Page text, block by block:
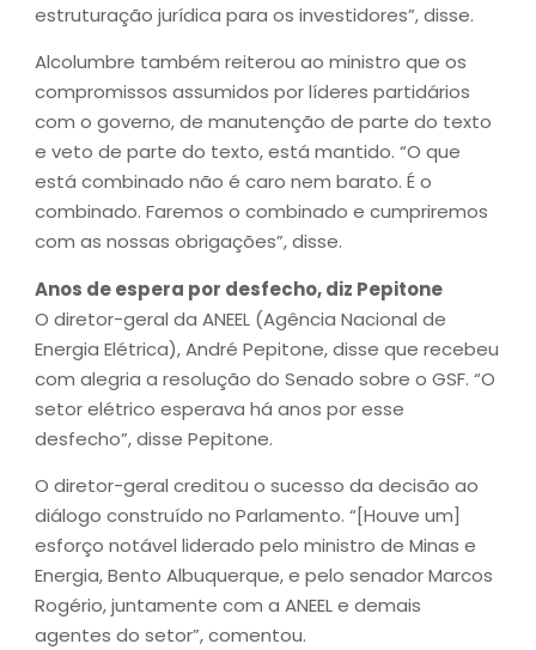
estruturação jurídica para os investidores”, disse.
Alcolumbre também reiterou ao ministro que os
compromissos assumidos por líderes partidários
com o governo, de manutenção de parte do texto
e veto de parte do texto, está mantido. “O que
está combinado não é caro nem barato. É o
combinado. Faremos o combinado e cumpriremos
com as nossas obrigações”, disse.
Anos de espera por desfecho, diz Pepitone
O diretor-geral da ANEEL (Agência Nacional de
Energia Elétrica), André Pepitone, disse que recebeu
com alegria a resolução do Senado sobre o GSF. “O
setor elétrico esperava há anos por esse
desfecho”, disse Pepitone.
O diretor-geral creditou o sucesso da decisão ao
diálogo construído no Parlamento. “[Houve um]
esforço notável liderado pelo ministro de Minas e
Energia, Bento Albuquerque, e pelo senador Marcos
Rogério, juntamente com a ANEEL e demais
agentes do setor”, comentou.